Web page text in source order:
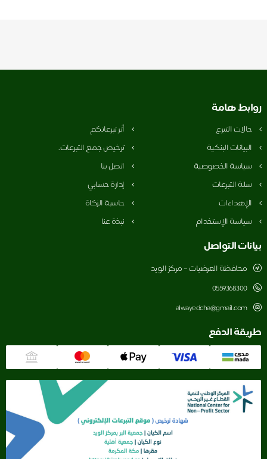
روابط هامة
حالات التبرع
أثر تبرعاتكم
البيانات البنكية
ترخيص جمع التبرعات.
سياسة الخصوصية
اتصل بنا
سلة التبرعات
إدارة حسابي
الإهداءات
حاسبة الزكاة
سياسة الإستخدام
نبذة عنا
بيانات التواصل
محافظة العرضيات – مركز الويد
0559368300
alwayedcha@gmail.com
طريقة الدفع